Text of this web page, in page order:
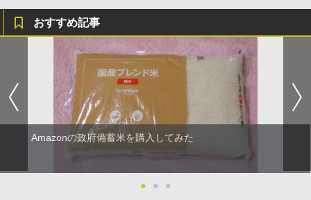
おすすめ記事
Amazonの政府備蓄米を購入してみた
● ● ●